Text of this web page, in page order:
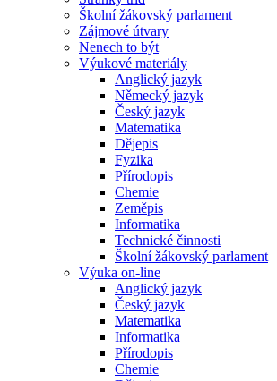
Školní žákovský parlament
Zájmové útvary
Nenech to být
Výukové materiály
Anglický jazyk
Německý jazyk
Český jazyk
Matematika
Dějepis
Fyzika
Přírodopis
Chemie
Zeměpis
Informatika
Technické činnosti
Školní žákovský parlament
Výuka on-line
Anglický jazyk
Český jazyk
Matematika
Informatika
Přírodopis
Chemie